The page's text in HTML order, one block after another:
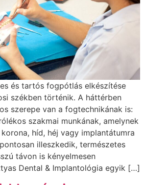
és tartós fogpótlás elkészítése
székben történik. A háttérben
szerepe van a fogtechnikának is:
szakmai munkának, amelynek
híd, héj vagy implantátumra
illeszkedik, természetes
távon is kényelmesen
Dental & Implantológia egyik […]